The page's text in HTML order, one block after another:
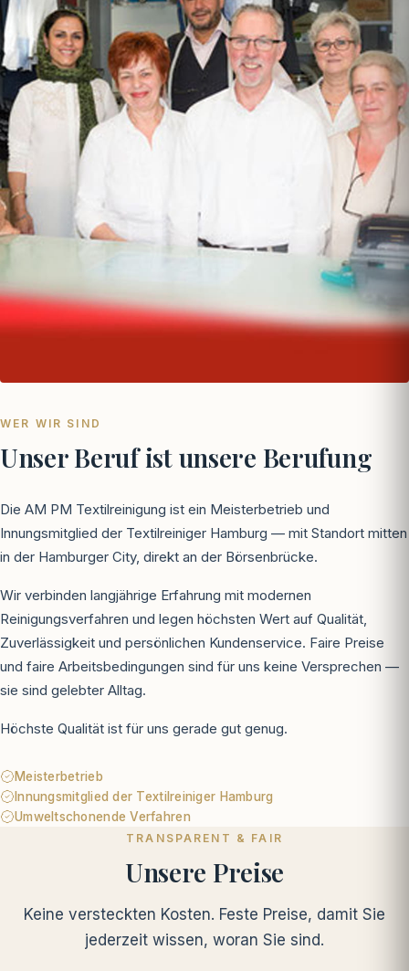
WER WIR SIND
Unser Beruf ist unsere Berufung
Die AM PM Textilreinigung ist ein Meisterbetrieb und
Innungsmitglied der Textilreiniger Hamburg — mit Standort mitten
in der Hamburger City, direkt an der Börsenbrücke.
Wir verbinden langjährige Erfahrung mit modernen
Reinigungsverfahren und legen höchsten Wert auf Qualität,
Zuverlässigkeit und persönlichen Kundenservice. Faire Preise
und faire Arbeitsbedingungen sind für uns keine Versprechen —
sie sind gelebter Alltag.
Höchste Qualität ist für uns gerade gut genug.
Meisterbetrieb
Innungsmitglied der Textilreiniger Hamburg
Umweltschonende Verfahren
TRANSPARENT & FAIR
Unsere Preise
Keine versteckten Kosten. Feste Preise, damit Sie
jederzeit wissen, woran Sie sind.